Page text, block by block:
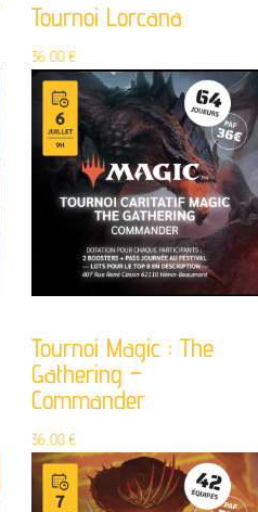
Tournoi Lorcana
36,00 €
Tournoi Magic : The
Gathering –
Commander
36,00 €